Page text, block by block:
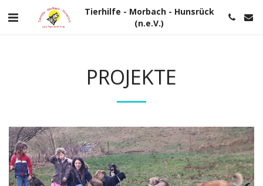
Tierhilfe - Morbach - Hunsrück
(n.e.V.)
PROJEKTE